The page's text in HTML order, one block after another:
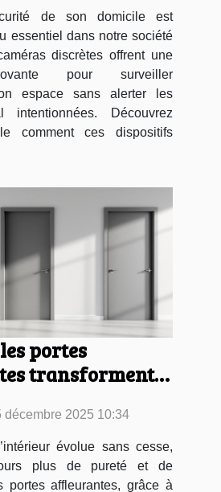
de son domicile est
essentiel dans notre société
discrètes offrent une
pour surveiller
espace sans alerter les
intentionnées. Découvrez
comment ces dispositifs
portes
transforment-
décembre 2025 10:34
évolue sans cesse,
plus de pureté et de
portes affleurantes, grâce à